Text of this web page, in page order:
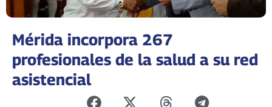
Mérida incorpora 267
profesionales de la salud a su red
asistencial